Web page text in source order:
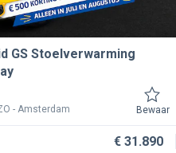
GS Stoelverwarming
Amsterdam Bewaar
€ 31.890